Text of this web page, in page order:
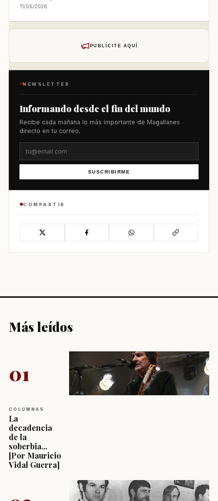
11/06/2026
PUBLÍCITE AQUÍ
NEWSLETTER
Informando desde el fin del mundo
Recibe cada mañana lo más importante de Magallanes
directo en tu correo.
SUSCRIBIRME
COMPARTIR
Más leídos
01
COLUMNAS
La
decadencia
de la
soberbia...
[Por Mauricio
Vidal Guerra]